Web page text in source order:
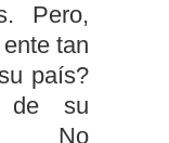
Pero,
tan
país?
de su
No